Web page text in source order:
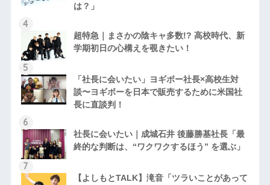
は？」
超特急｜まさかの陰キャ多数!? 高校時代、新
学期初日の心構えを覗きたい！
「社長に会いたい」ヨギボー社長×高校生対
談〜ヨギボーを日本で販売するために米国社
長に直談判！
社長に会いたい｜成城石井 後藤勝基社長「最
終的な判断は、“ワクワクするほう” を選ぶ」
【よしもとTALK】滝音「ツラいことがあって